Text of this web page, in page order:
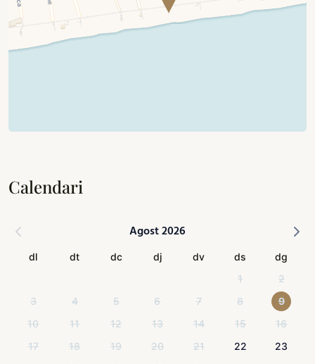
Calendari
Agost 2026
dl dt dc dj dv ds
dg
1
2
3
4 5 6 7 8
9
10
11 12 13 14 15
16
17
18 19 20 21 22
23